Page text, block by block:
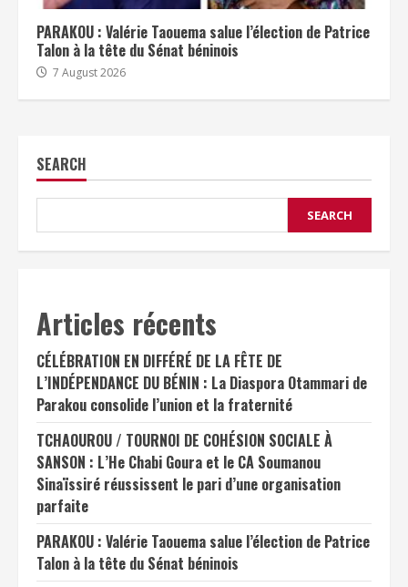
PARAKOU : Valérie Taouema salue l’élection de Patrice
Talon à la tête du Sénat béninois
7 August 2026
SEARCH
SEARCH
Articles récents
CÉLÉBRATION EN DIFFÉRÉ DE LA FÊTE DE
L’INDÉPENDANCE DU BÉNIN : La Diaspora Otammari de
Parakou consolide l’union et la fraternité
TCHAOUROU / TOURNOI DE COHÉSION SOCIALE À
SANSON : L’He Chabi Goura et le CA Soumanou
Sinaïssiré réussissent le pari d’une organisation
parfaite
PARAKOU : Valérie Taouema salue l’élection de Patrice
Talon à la tête du Sénat béninois